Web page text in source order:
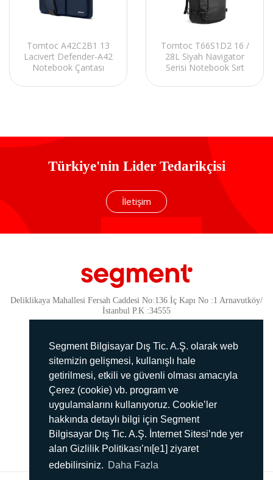
Segment Bilgisayar Dış Tic. A.Ş. olarak web
sitemizin gelişmesi, kullanışlı hale
getirilmesi, etkili ve güvenli olması amacıyla
Çerez (cookie) vb. program ve
uygulamalarını kullanıyoruz. Cookie’ler
hakkında detaylı bilgi için Segment
Bilgisayar Dış Tic. A.Ş. İnternet Sitesi’nde yer
alan Gizlilik Politikası’nı[e1] ziyaret
edebilirsiniz. Daha Fazla
Tomtoc A42C2B1 13
Lacivert Defender-A42
Notebook Çantası
Tomtoc T66S1D2 16 /
28L Siyah Navigator
Serisi Notebook Sırt
Türkiye'nin Lider Tedarikçisi
İletişim
Deliklikaya Mahallesi Fersah Caddesi No:136 İç Kapı No :1 Arnavutköy/
İstanbul P.K :34555
Güvenlik
KVKK Politikamız
Gizlilik Politikamız
Aydınlatma Metni
İmha Politikası
444 78 99
info@segment.com.tr